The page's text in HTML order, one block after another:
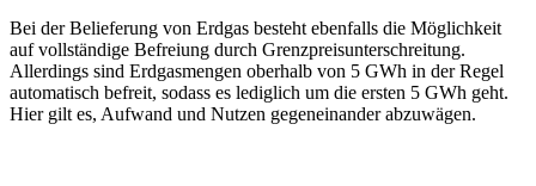
Bei der Belieferung von Erdgas besteht ebenfalls die Möglichkeit
auf vollständige Befreiung durch Grenzpreisunterschreitung.
Allerdings sind Erdgasmengen oberhalb von 5 GWh in der Regel
automatisch befreit, sodass es lediglich um die ersten 5 GWh geht.
Hier gilt es, Aufwand und Nutzen gegeneinander abzuwägen.